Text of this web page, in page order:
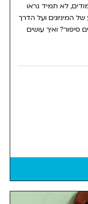
לא תמיד נראו
המיניונים ועל הדרך
סיפור? ואיך עושים